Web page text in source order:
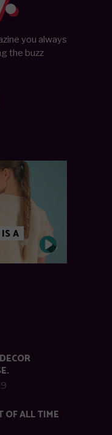
you always
the buzz
A
OF ALL TIME